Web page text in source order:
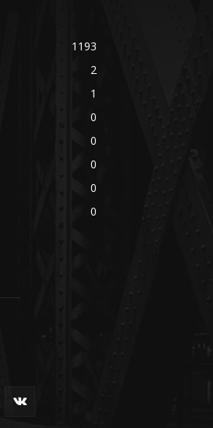
1193
2
1
0
0
0
0
0